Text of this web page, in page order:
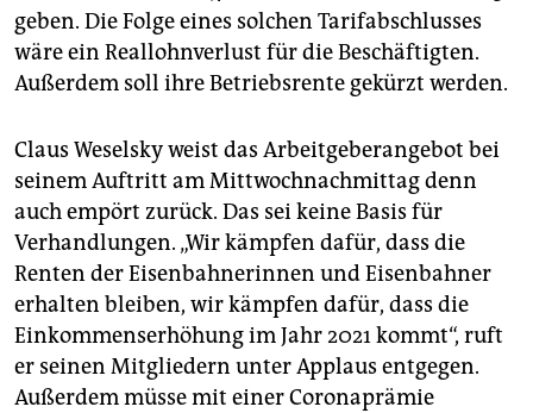
geben. Die Folge eines solchen Tarifabschlusses
wäre ein Reallohnverlust für die Beschäftigten.
Außerdem soll ihre Betriebsrente gekürzt werden.
Claus Weselsky weist das Arbeitgeberangebot bei
seinem Auftritt am Mittwochnachmittag denn
auch empört zurück. Das sei keine Basis für
Verhandlungen. „Wir kämpfen dafür, dass die
Renten der Eisenbahnerinnen und Eisenbahner
erhalten bleiben, wir kämpfen dafür, dass die
Einkommenserhöhung im Jahr 2021 kommt“, ruft
er seinen Mitgliedern unter Applaus entgegen.
Außerdem müsse mit einer Coronaprämie